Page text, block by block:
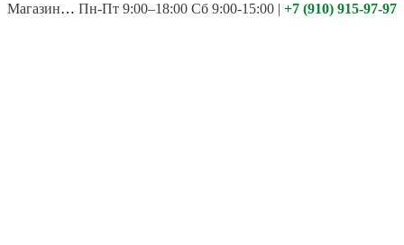
Магазины: Калуга ул. Московская д.113
Пн-Пт 9:00–18:00 Сб 9:00-15:00 | +7 (910) 915-97-97